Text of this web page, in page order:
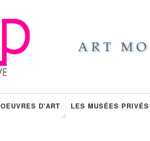
D'ART LES MUSÉES PRIVÉS